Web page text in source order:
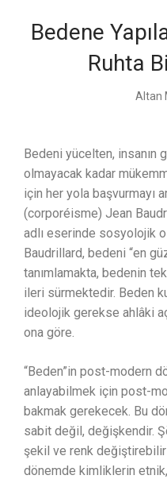
Bedene
Ruhta
Altan
Bedeni yücelten, insanın
olmayacak kadar
için her yola başvurmayı
(corporéisme) Jean
adlı eserinde sosyolojik
Baudrillard, bedeni “en
tanımlamakta, bedenin
ileri sürmektedir. Beden
ideolojik gerekse ahlâki
ona göre.
“Beden”in post-modern
anlayabilmek için post-
bakmak gerekecek. Bu
sabit değil, değişkendir.
şekil ve renk
dönemde kimliklerin